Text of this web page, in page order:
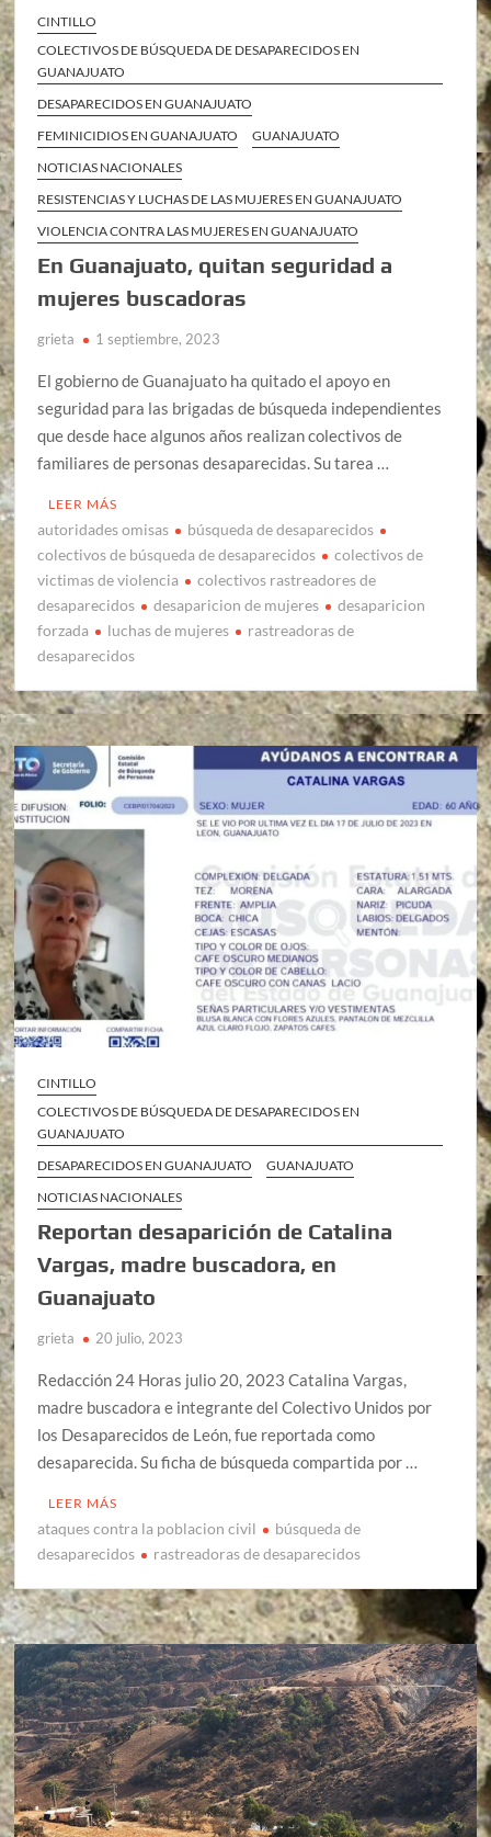
CINTILLO
COLECTIVOS DE BÚSQUEDA DE DESAPARECIDOS EN
GUANAJUATO
DESAPARECIDOS EN GUANAJUATO
FEMINICIDIOS EN GUANAJUATO
GUANAJUATO
NOTICIAS NACIONALES
RESISTENCIAS Y LUCHAS DE LAS MUJERES EN GUANAJUATO
VIOLENCIA CONTRA LAS MUJERES EN GUANAJUATO
En Guanajuato, quitan seguridad a
mujeres buscadoras
grieta 1 septiembre, 2023
El gobierno de Guanajuato ha quitado el apoyo en
seguridad para las brigadas de búsqueda independientes
que desde hace algunos años realizan colectivos de
familiares de personas desaparecidas. Su tarea …
LEER MÁS
autoridades omisas
búsqueda de desaparecidos
colectivos de búsqueda de desaparecidos
colectivos de
victimas de violencia
colectivos rastreadores de
desaparecidos
desaparicion de mujeres
desaparicion
forzada
luchas de mujeres
rastreadoras de
desaparecidos
CINTILLO
COLECTIVOS DE BÚSQUEDA DE DESAPARECIDOS EN
GUANAJUATO
DESAPARECIDOS EN GUANAJUATO
GUANAJUATO
NOTICIAS NACIONALES
Reportan desaparición de Catalina
Vargas, madre buscadora, en
Guanajuato
grieta 20 julio, 2023
Redacción 24 Horas julio 20, 2023 Catalina Vargas,
madre buscadora e integrante del Colectivo Unidos por
los Desaparecidos de León, fue reportada como
desaparecida. Su ficha de búsqueda compartida por …
LEER MÁS
ataques contra la poblacion civil
búsqueda de
desaparecidos
rastreadoras de desaparecidos